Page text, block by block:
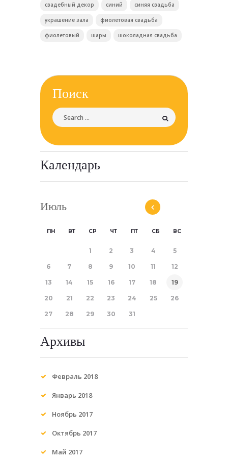
свадебный декор синий синяя свадьба
украшение зала фиолетовая свадьба
фиолетовый шары шоколадная свадьба
Поиск
Календарь
Июль
ПН ВТ СР ЧТ ПТ СБ ВС
1 2 3 4 5
6 7 8 9 10 11 12
13 14 15 16 17 18 19
20 21 22 23 24 25 26
27 28 29 30 31
Архивы
Февраль 2018
Январь 2018
Ноябрь 2017
Октябрь 2017
Май 2017